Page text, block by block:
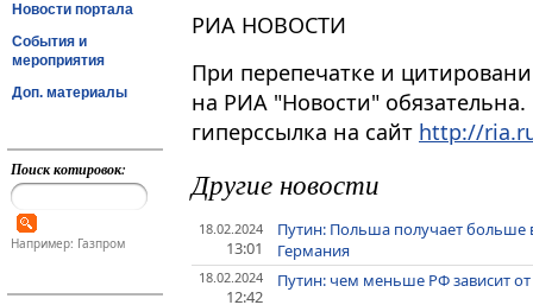
Новости портала
События и
мероприятия
Доп. материалы
Поиск котировок:
Например: Газпром
РИА НОВОСТИ
При перепечатке и
на РИА "Новости"
гиперссылка на сайт http://
Другие новости
18.02.2024
13:01
Путин: Польша получает больше
Германия
18.02.2024
12:42
Путин: чем меньше РФ зависит